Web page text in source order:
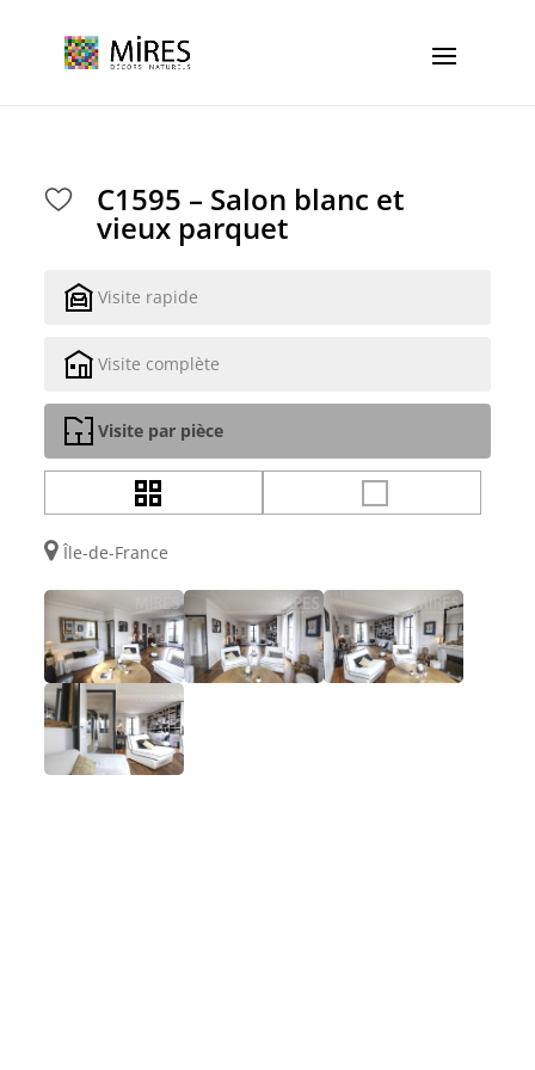
C1595 – Salon blanc et
vieux parquet
Visite rapide
Visite complète
Visite par pièce
Île-de-France